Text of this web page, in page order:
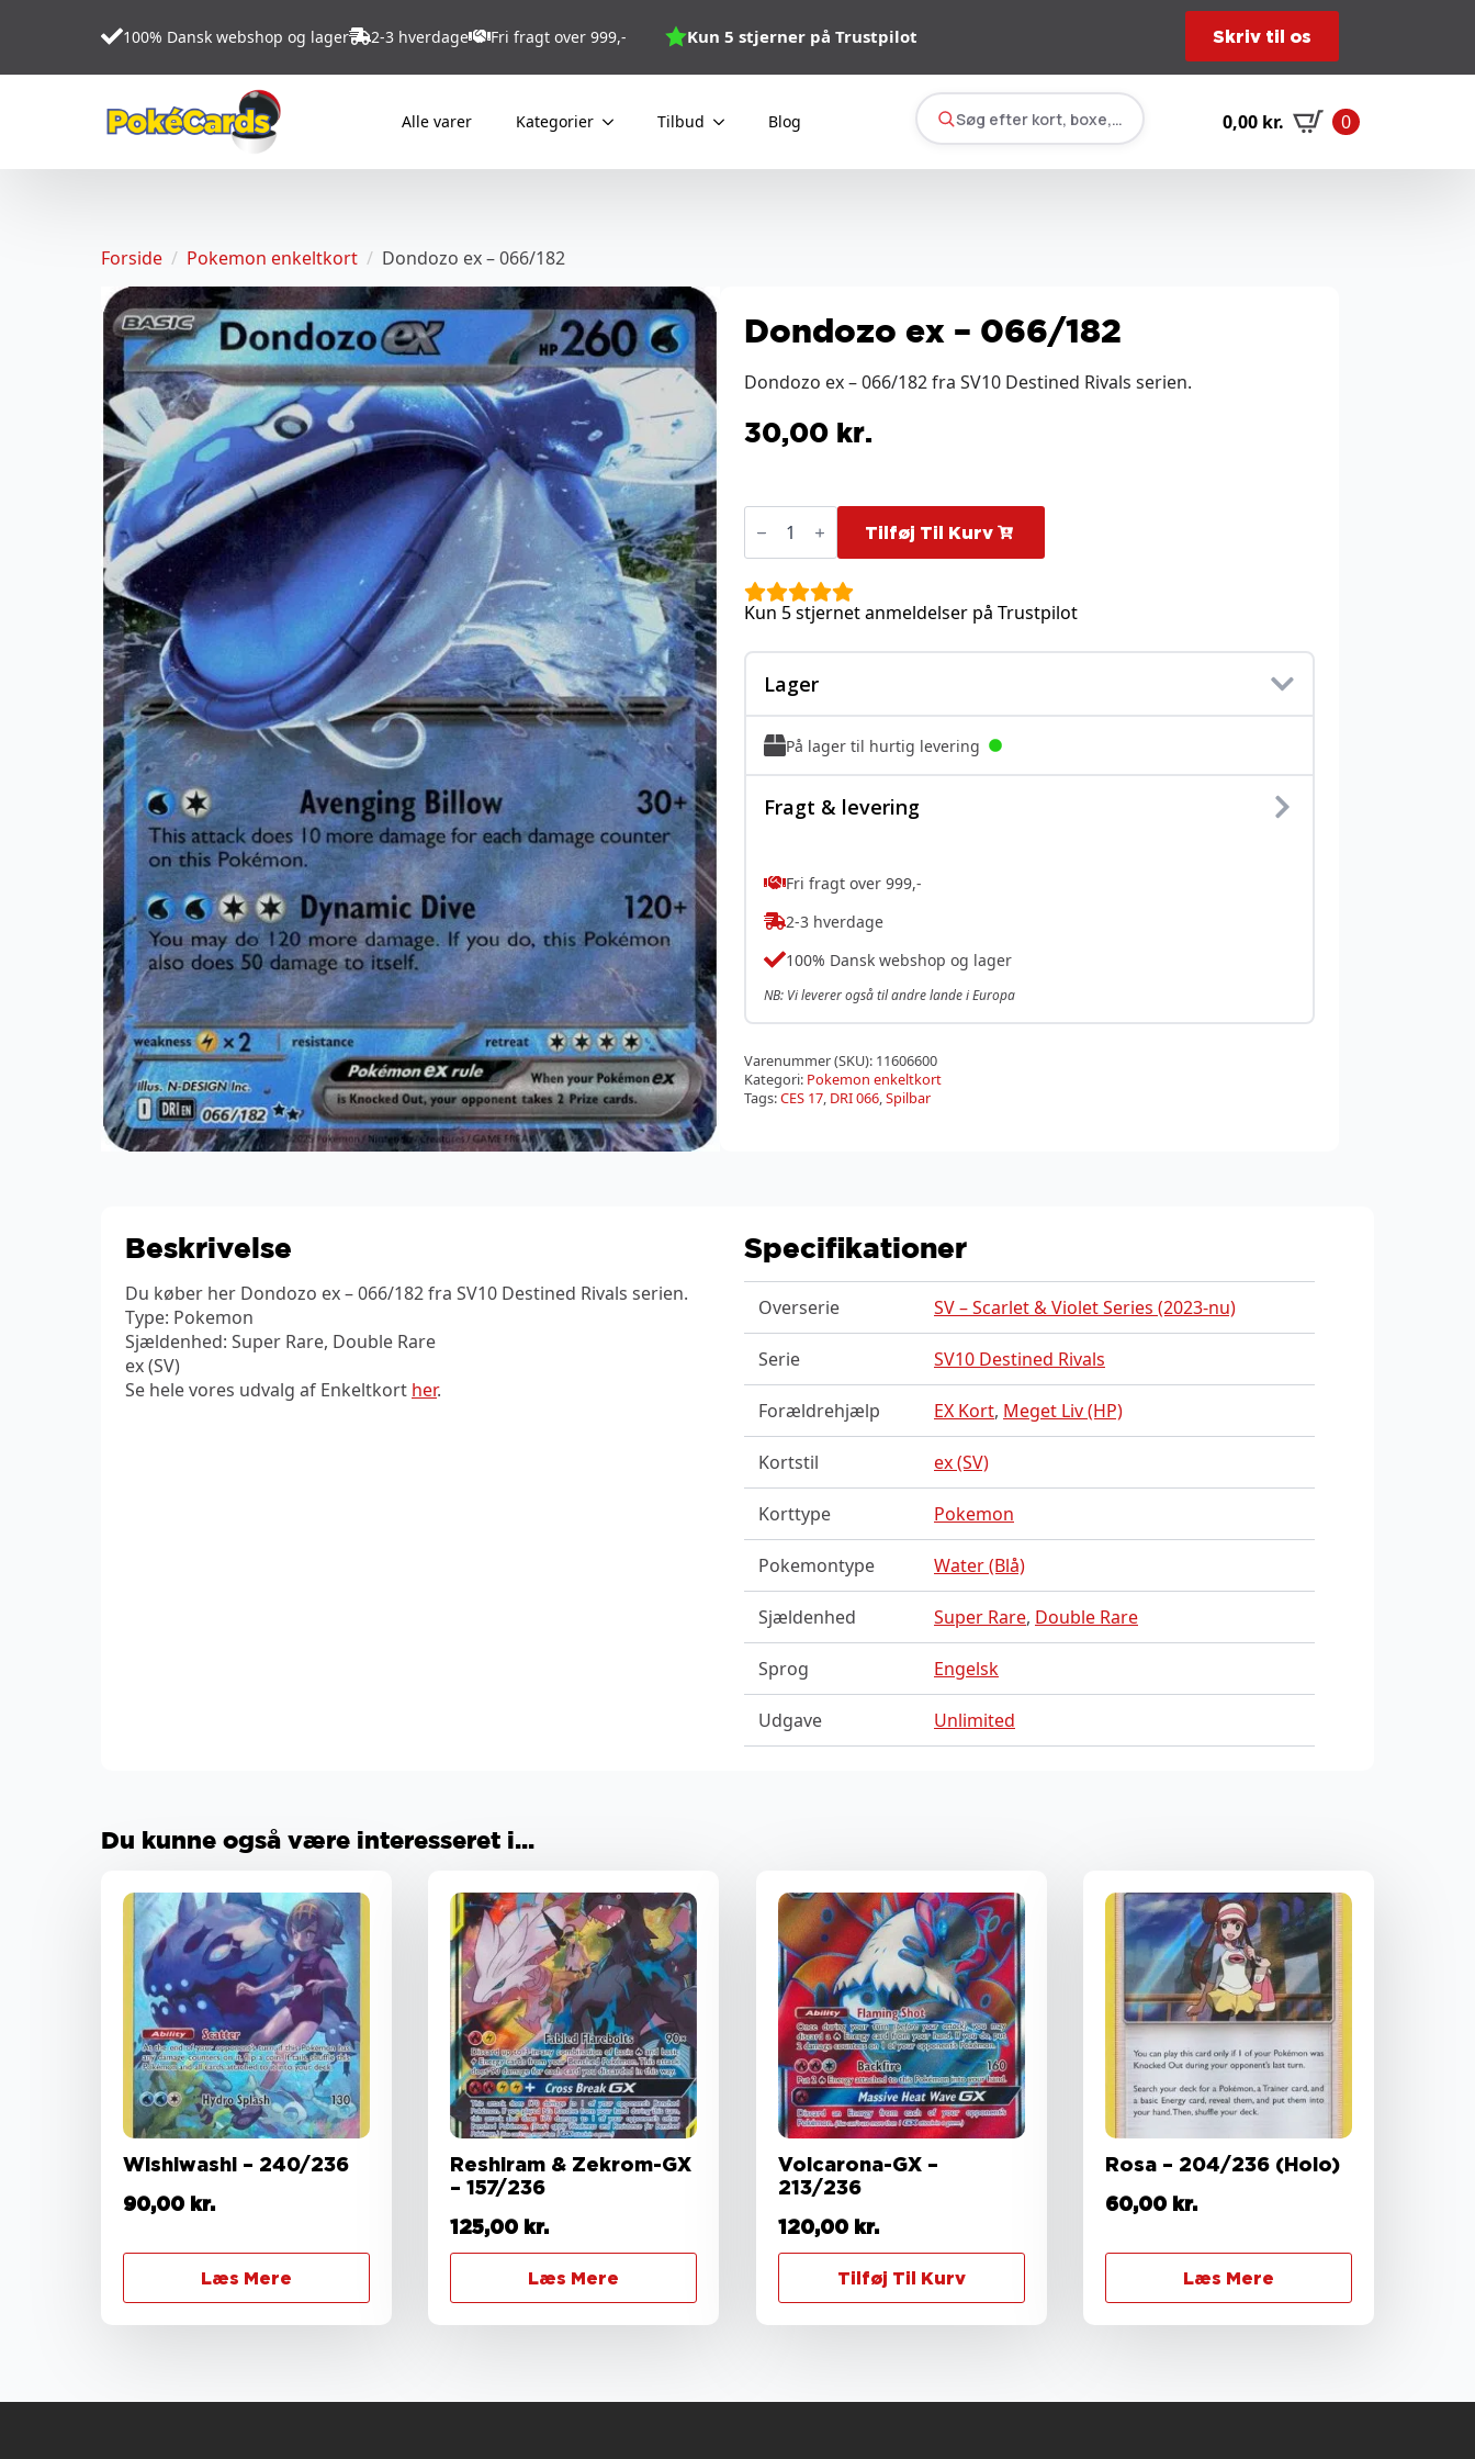
100% Dansk webshop og lager 2-3 hverdage Fri fragt over 999,- Kun 5 stjerner på Trustpilot Skriv til os
Alle varer Kategorier Tilbud Blog Søg efter kort, boxe, tilbehør… 0,00 kr. 0
Forside Pokemon enkeltkort Dondozo ex – 066/182
Dondozo ex – 066/182
Dondozo ex – 066/182 fra SV10 Destined Rivals serien.
30,00 kr.
Dondozo
ex
066/182
antal
Tilføj Til Kurv
Kun 5 stjernet anmeldelser på Trustpilot
Lager
På lager til hurtig levering
Fragt & levering
Fri fragt over 999,-
2-3 hverdage
100% Dansk webshop og lager
NB: Vi leverer også til andre lande i Europa
Varenummer (SKU): 11606600
Kategori: Pokemon enkeltkort
Tags:CES 17, DRI 066,Spilbar
Beskrivelse
Du køber her Dondozo ex – 066/182 fra SV10 Destined Rivals serien.
Type: Pokemon
Sjældenhed: Super Rare, Double Rare
ex (SV)
Se hele vores udvalg af Enkeltkort her.
Specifikationer
Overserie SV – Scarlet & Violet Series (2023-nu)
Serie SV10 Destined Rivals
Forældrehjælp EX Kort, Meget Liv (HP)
Kortstil ex (SV)
Korttype Pokemon
Pokemontype Water (Blå)
Sjældenhed Super Rare, Double Rare
Sprog Engelsk
Udgave Unlimited
Du kunne også være interesseret i...
Wishiwashi – 240/236
90,00 kr.
Læs Mere
Reshiram & Zekrom-GX
– 157/236
125,00 kr.
Læs Mere
Volcarona-GX –
213/236
120,00 kr.
Tilføj Til Kurv
Rosa – 204/236 (Holo)
60,00 kr.
Læs Mere